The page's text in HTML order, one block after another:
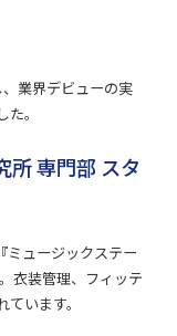
業界デビューの実
。
所 専門部 スタ
ミュージックステー
衣装管理、フィッテ
います。